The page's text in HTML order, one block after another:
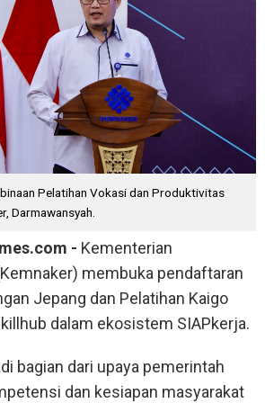
Pelatihan Vokasi dan Produktivitas
Darmawansyah.
- Kementerian
membuka pendaftaran
Jepang dan Pelatihan Kaigo
dalam ekosistem SIAPkerja.
bagian dari upaya pemerintah
dan kesiapan masyarakat